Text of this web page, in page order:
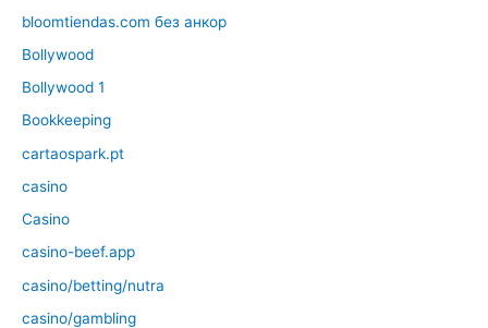
bloomtiendas.com без анкор
Bollywood
Bollywood 1
Bookkeeping
cartaospark.pt
casino
Casino
casino-beef.app
casino/betting/nutra
casino/gambling